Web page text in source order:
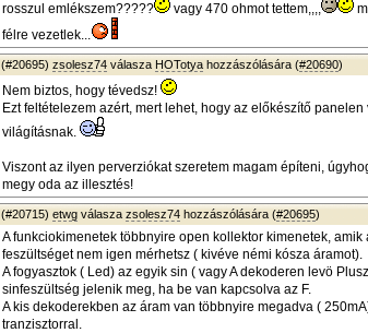
rosszul emlékszem?????
vagy 470 ohmot tettem,,,,
félre vezetlek...
(#20695) zsolesz74 válasza HOTotya hozzászólására (#20690)
Nem biztos, hogy tévedsz!
Ezt feltételezem azért, mert lehet, hogy az előkészítő
világításnak.
Viszont az ilyen perverziókat szeretem magam építeni,
megy oda az illesztés!
(#20715) etwg válasza zsolesz74 hozzászólására (#20695)
A funkciokimenetek többnyire open kollektor kimenetek,
feszültséget nem igen mérhetsz ( kivéve némi kósza áramot).
A fogyasztok ( Led) az egyik sin ( vagy A dekoderen levö
sinfeszültség jelenik meg, ha be van kapcsolva az F.
A kis dekoderekben az áram van többnyire megadva (
tranzisztorral.